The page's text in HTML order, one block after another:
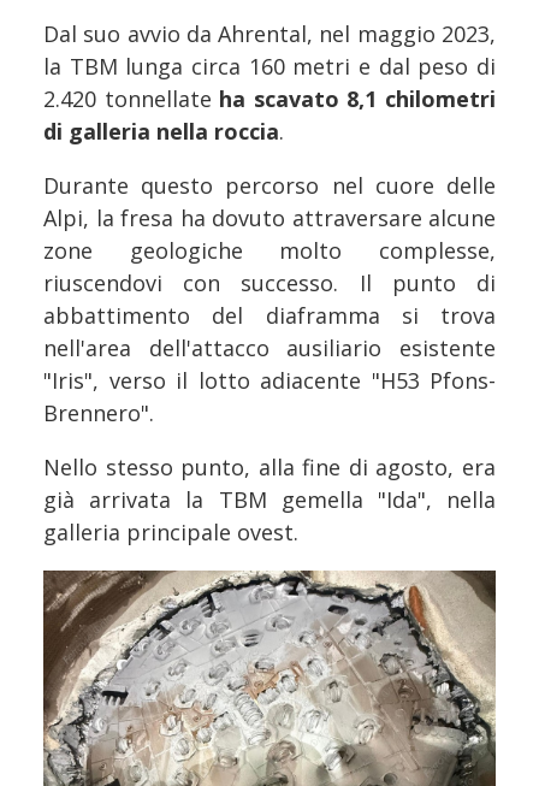
Dal suo avvio da Ahrental, nel maggio 2023,
la TBM lunga circa 160 metri e dal peso di
2.420 tonnellate ha scavato 8,1 chilometri
di galleria nella roccia.
Durante questo percorso nel cuore delle
Alpi, la fresa ha dovuto attraversare alcune
zone geologiche molto complesse,
riuscendovi con successo. Il punto di
abbattimento del diaframma si trova
nell'area dell'attacco ausiliario esistente
"Iris", verso il lotto adiacente "H53 Pfons-
Brennero".
Nello stesso punto, alla fine di agosto, era
già arrivata la TBM gemella "Ida", nella
galleria principale ovest.